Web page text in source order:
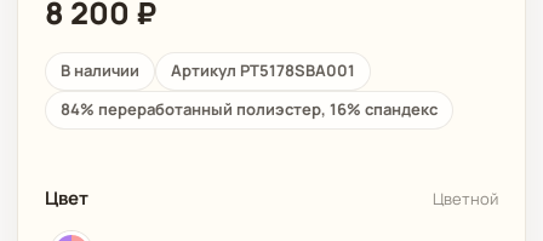
8 200 ₽
В наличии
Артикул PT5178SBA001
84% переработанный полиэстер, 16% спандекс
Цвет Цветной